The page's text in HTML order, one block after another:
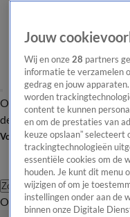
OverzichtAfleveringen
de redactieNieuwsbrief
Volg Shownieuws
Zoeken
OverzichtEntertainment
Jouw
Wij en onze 28 partners
informatie te verzamelen
gedrag en jouw
worden
content te kunnen
en om de prestaties van
keuze opslaan”
trackingtechnologieën
essentiële cookies om de
houden. Je kunt dit menu
wijzigen of om je
instellingen onder aan de
binnen onze Digitale